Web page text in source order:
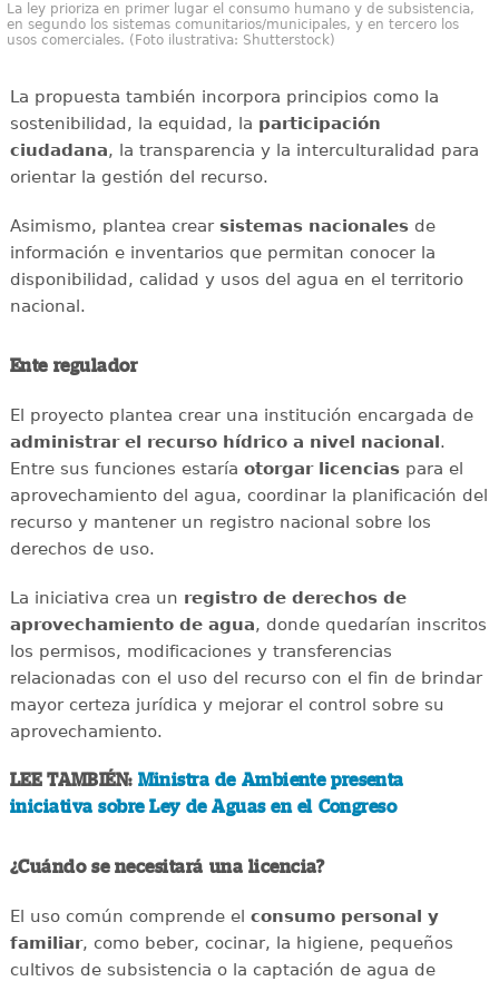
La ley prioriza en primer lugar el consumo humano y de subsistencia,
en segundo los sistemas comunitarios/municipales, y en tercero los
usos comerciales. (Foto ilustrativa: Shutterstock)
La propuesta también incorpora principios como la
sostenibilidad, la equidad, la participación
ciudadana, la transparencia y la interculturalidad para
orientar la gestión del recurso.
Asimismo, plantea crear sistemas nacionalesde
información e inventarios que permitan conocer la
disponibilidad, calidad y usos del agua en el territorio
nacional.
Ente regulador
El proyecto plantea crear una institución encargada de
administrar el recurso hídrico a nivel nacional.
Entre sus funciones estaría otorgar licenciaspara el
aprovechamiento del agua, coordinar la planificación del
recurso y mantener un registro nacional sobre los
derechos de uso.
La iniciativa crea un registro de derechos de
aprovechamiento de agua, donde quedarían inscritos
los permisos, modificaciones y transferencias
relacionadas con el uso del recurso con el fin de brindar
mayor certeza jurídica y mejorar el control sobre su
aprovechamiento.
LEE TAMBIÉN: Ministra de Ambiente presenta
iniciativa sobre Ley de Aguas en el Congreso
¿Cuándo se necesitará una licencia?
El uso común comprende el consumo personal y
familiar, como beber, cocinar, la higiene, pequeños
cultivos de subsistencia o la captación de agua de